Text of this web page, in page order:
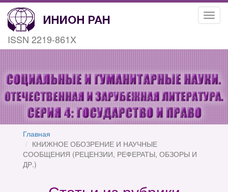
ISSN 2219-861X
Главная
КНИЖНОЕ ОБОЗРЕНИЕ И НАУЧНЫЕ
СООБЩЕНИЯ (РЕЦЕНЗИИ, РЕФЕРАТЫ, ОБЗОРЫ И
ДР.)